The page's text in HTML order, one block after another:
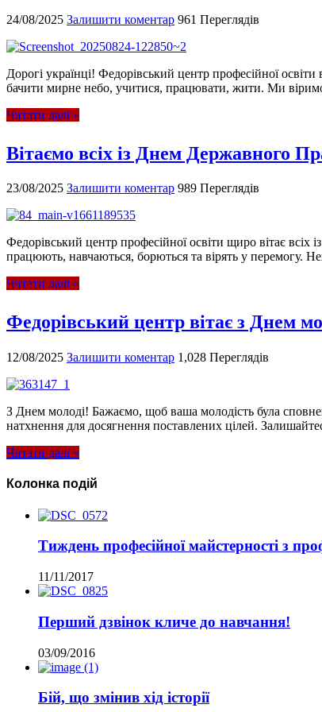
24/08/2025 Залишити коментар 961 Переглядів
Дорогі українці! Федорівський центр професійної
бачити мирне небо, учитися, працювати, жити. Ми
Читати далі »
Вітаємо всіх із Днем Державного
23/08/2025 Залишити коментар 989 Переглядів
Федорівський центр професійної освіти щиро вітає
працюють, навчаються, борються та вірять у перемогу.
Читати далі »
Федорівський центр вітає з Днем
12/08/2025 Залишити коментар 1,028 Переглядів
З Днем молоді! Бажаємо, щоб ваша молодість була
натхнення для досягнення поставлених цілей.
Читати далі »
Колонка подій
Тиждень професійної майстерності з
11/11/2017
Перший дзвінок кличе до навчання!
03/09/2016
Бій, що змінив хід історії